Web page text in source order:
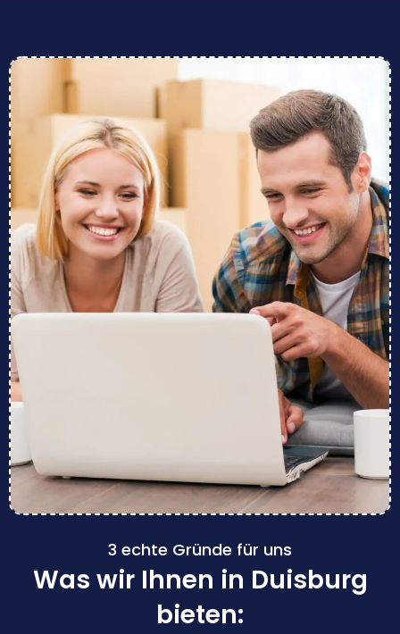
3 echte Gründe für uns
Was wir Ihnen in Duisburg
bieten: